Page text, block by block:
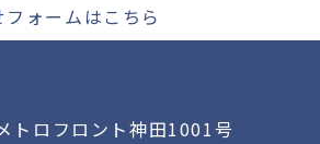
ォームはこちら
ロフロント神田1001号